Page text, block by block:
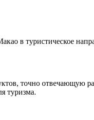
в туристическое
точно отвечающую
туризма.